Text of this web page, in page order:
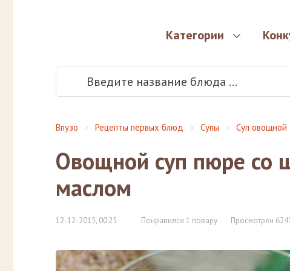
Категории
Впузо Рецепты первых блюд Супы Суп овощной
Овощной суп пюре со
маслом
12-12-2015, 00:25 Понравился 1 повару Просмотрен